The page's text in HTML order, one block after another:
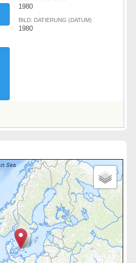
1980
BILD: DATIERUNG (DATUM)
1980